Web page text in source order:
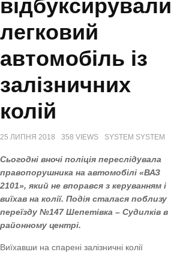
відбуксирували
легковий
автомобіль із
залізничних
колій
25 ЛИПНЯ 2018 358 VIEWS SYSTEM SYSTEM
Сьогодні вночі поліція переслідувала
правопорушника на автомобілі «ВАЗ
2101», який не впорався з керуванням і
виїхав на колії. Подія сталася поблизу
переїзду №147 Шепетівка – Судилків в
районному центрі.
Виїхавши на спарені залізничні колії